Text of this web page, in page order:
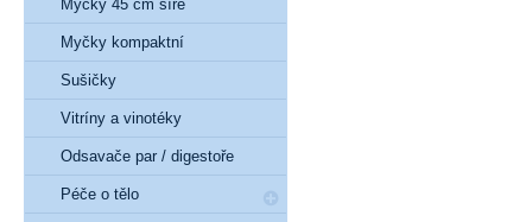
Myčky 45 cm šíře
Myčky kompaktní
Sušičky
Vitríny a vinotéky
Odsavače par / digestoře
Péče o tělo